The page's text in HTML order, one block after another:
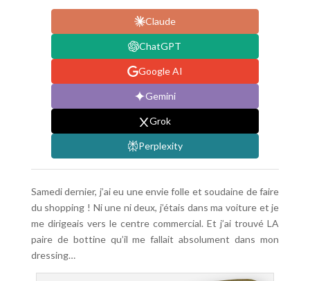
Claude
ChatGPT
Google AI
Gemini
Grok
Perplexity
Samedi dernier, j’ai eu une envie folle et soudaine de faire
du shopping ! Ni une ni deux, j’étais dans ma voiture et je
me dirigeais vers le centre commercial. Et j’ai trouvé LA
paire de bottine qu’il me fallait absolument dans mon
dressing…